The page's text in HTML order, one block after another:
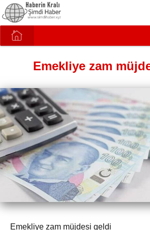
Emekliye zam
Emekliye zam müjdesi geldi